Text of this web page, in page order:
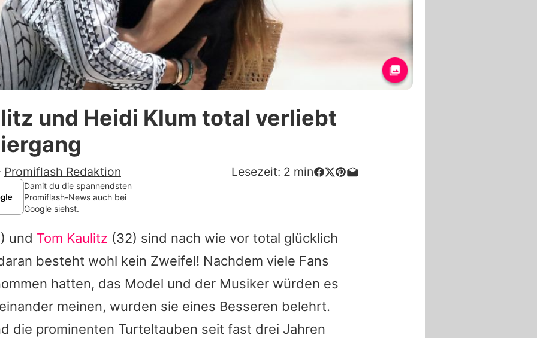
Team
Redaktionelle Richtlinien
Impressum
Datenschutzerklärung
Nutzungsbedingungen
und Heidi Klum total verliebt
Promiflash Redaktion Lesezeit: 2 min
Damit du die spannendsten
Promiflash-News auch bei
Google siehst.
und Tom Kaulitz (32) sind nach wie vor total glücklich
besteht wohl kein Zweifel! Nachdem viele Fans
hatten, das Model und der Musiker würden es
meinen, wurden sie eines Besseren belehrt.
die prominenten Turteltauben seit fast drei Jahren